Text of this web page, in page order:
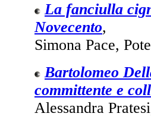
La fanciulla
Novecento,
Simona Pace,
Bartolomeo
committente e
Alessandra